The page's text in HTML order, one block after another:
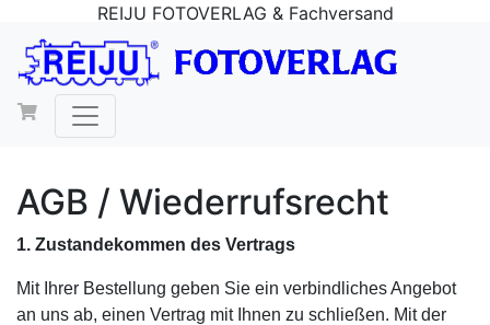
REIJU FOTOVERLAG & Fachversand
AGB / Wiederrufsrecht
1. Zustandekommen des Vertrags
Mit Ihrer Bestellung geben Sie ein verbindliches Angebot
an uns ab, einen Vertrag mit Ihnen zu schließen. Mit der